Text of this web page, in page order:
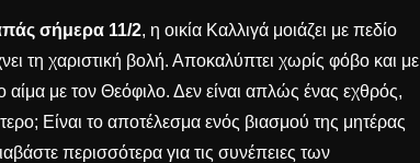
σήμερα 11/2, η οικία Καλλιγά μοιάζει με πεδίο
τη χαριστική βολή. Αποκαλύπτει χωρίς φόβο και με
αίμα με τον Θεόφιλο. Δεν είναι απλώς ένας εχθρός,
Είναι το αποτέλεσμα ενός βιασμού της μητέρας
περισσότερα για τις συνέπειες των